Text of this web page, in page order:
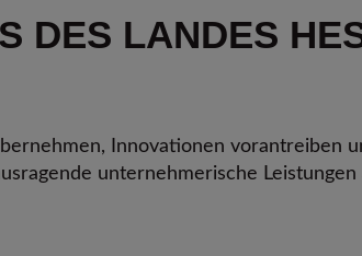
DES LANDES
Innovationen vorantreiben
unternehmerische